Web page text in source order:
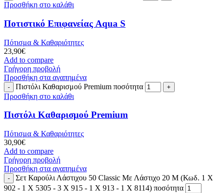
Προσθήκη στο καλάθι
Ποτιστικό Επιφανείας Aqua S
Πότισμα & Καθαριότητες
23,90€
Add to compare
Γρήγορη προβολή
Προσθήκη στα αγαπημένα
Πιστόλι Καθαρισμού Premium ποσότητα
Προσθήκη στο καλάθι
Πιστόλι Καθαρισμού Premium
Πότισμα & Καθαριότητες
30,90€
Add to compare
Γρήγορη προβολή
Προσθήκη στα αγαπημένα
Σετ Καρούλι Λάστιχου 50 Classic Με Λάστιχο 20 Μ (Κωδ. 1 X
902 - 1 X 5305 - 3 X 915 - 1 X 913 - 1 X 8114) ποσότητα